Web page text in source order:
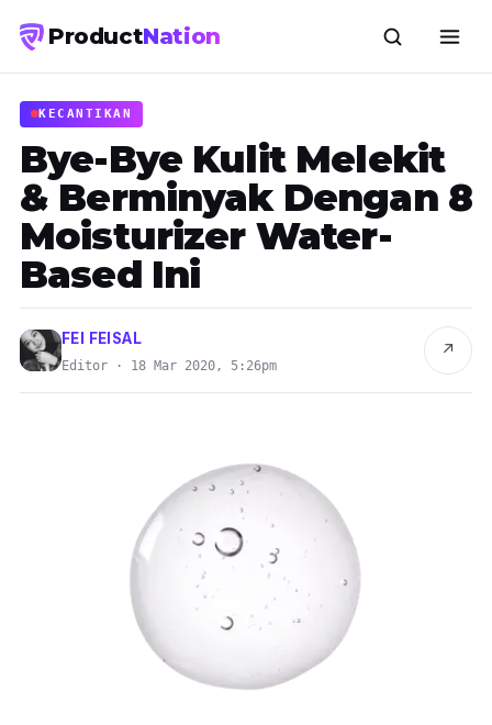
ProductNation
KECANTIKAN
Bye-Bye Kulit Melekit
& Berminyak Dengan 8
Moisturizer Water-
Based Ini
FEI FEISAL
Editor · 18 Mar 2020, 5:26pm
↗